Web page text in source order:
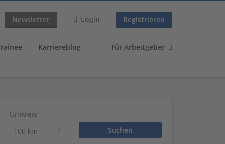
Newsletter Login Registrieren
Karriereblog Für Arbeitgeber
Umkreis
100 km